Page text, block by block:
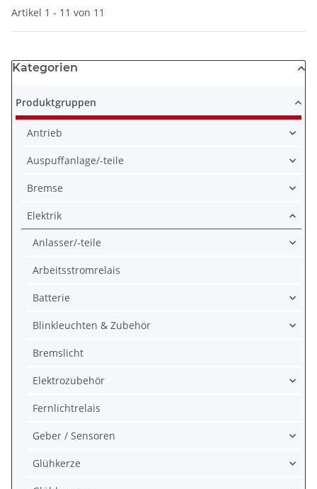
Artikel 1 - 11 von 11
Kategorien
Produktgruppen
Antrieb
Auspuffanlage/-teile
Bremse
Elektrik
Anlasser/-teile
Arbeitsstromrelais
Batterie
Blinkleuchten & Zubehör
Bremslicht
Elektrozubehör
Fernlichtrelais
Geber / Sensoren
Glühkerze